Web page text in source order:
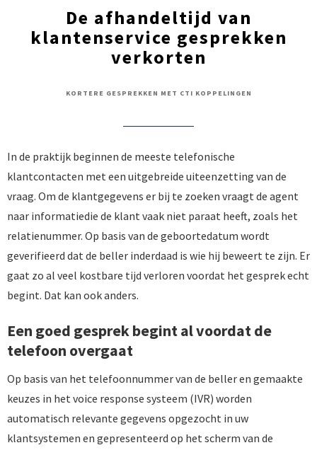
De afhandeltijd van
klantenservice gesprekken
verkorten
KORTERE GESPREKKEN MET CTI KOPPELINGEN
In de praktijk beginnen de meeste telefonische
klantcontacten met een uitgebreide uiteenzetting van de
vraag. Om de klantgegevens er bij te zoeken vraagt de agent
naar informatiedie de klant vaak niet paraat heeft, zoals het
relatienummer. Op basis van de geboortedatum wordt
geverifieerd dat de beller inderdaad is wie hij beweert te zijn. Er
gaat zo al veel kostbare tijd verloren voordat het gesprek echt
begint. Dat kan ook anders.
Een goed gesprek begint al voordat de
telefoon overgaat
Op basis van het telefoonnummer van de beller en gemaakte
keuzes in het voice response systeem (IVR) worden
automatisch relevante gegevens opgezocht in uw
klantsystemen en gepresenteerd op het scherm van de